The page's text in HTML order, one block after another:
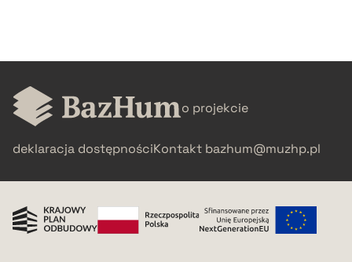
pobierz cytat
o projekcie
deklaracja dostępnościKontakt bazhum@muzhp.pl